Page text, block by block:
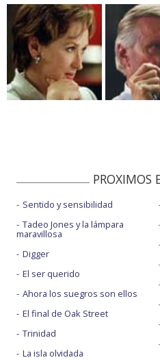
PROXIMOS
Sentido y sensibilidad
Tadeo Jones y la lámpara
maravillosa
Digger
El ser querido
Ahora los suegros son ellos
El final de Oak Street
Trinidad
La isla olvidada